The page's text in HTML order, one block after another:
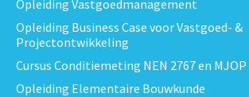
Opleiding Vastgoedmanagement
Opleiding Business Case voor Vastgoed- &
Projectontwikkeling
Cursus Conditiemeting NEN 2767 en MJOP
Opleiding Elementaire Bouwkunde